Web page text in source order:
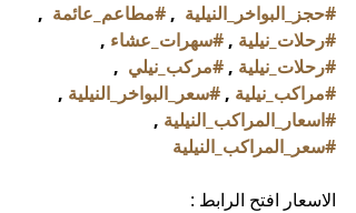
#حجز_البواخر_النيلية , #مطاعم_عائمة ,
#رحلات_نيلية , #سهرات_عشاء ,
#رحلات_نيلية , #مركب_نيلي ,
#مراكب_نيلية , #سعر_البواخر_النيلية ,
#اسعار_المراكب_النيلية ,
#سعر_المراكب_النيلية
الاسعار افتح الرابط :